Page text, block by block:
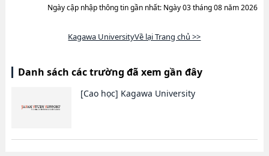
Ngày cập nhập thông tin gần nhất: Ngày 03 tháng 08 năm 2026
Kagawa UniversityVề lại Trang chủ >>
Danh sách các trường đã xem gần đây
[Cao học] Kagawa University